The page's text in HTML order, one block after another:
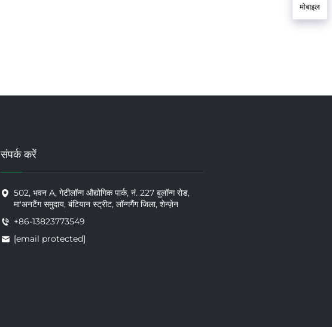
मोबाइल
संपर्क करें
502, भवन A, गेटीलॉन्ग औद्योगिक पार्क, नं. 227 बुलॉन्ग रोड,
मा'अनटैंग समुदाय, बंटियान स्ट्रीट, लॉन्गगैंग जिला, शेन्ज़ेन
+86-13823773549
[email protected]